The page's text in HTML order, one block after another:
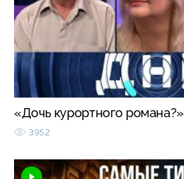
«Дочь курортного романа?»
3952